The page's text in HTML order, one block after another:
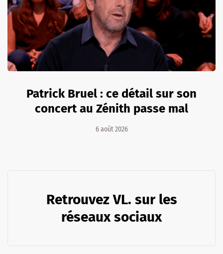
Patrick Bruel : ce détail sur son
concert au Zénith passe mal
6 août 2026
Retrouvez VL. sur les
réseaux sociaux